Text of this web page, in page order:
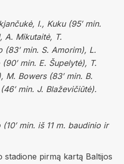
I., Kuku (95′ min.
A. Mikutaitė, T.
(83′ min. S. Amorim), L.
min. E. Šupelytė), T.
M. Bowers (83′ min. B.
min. J. Blaževičiūtė).
min. iš 11 m. baudinio ir
stadione pirmą kartą Baltijos